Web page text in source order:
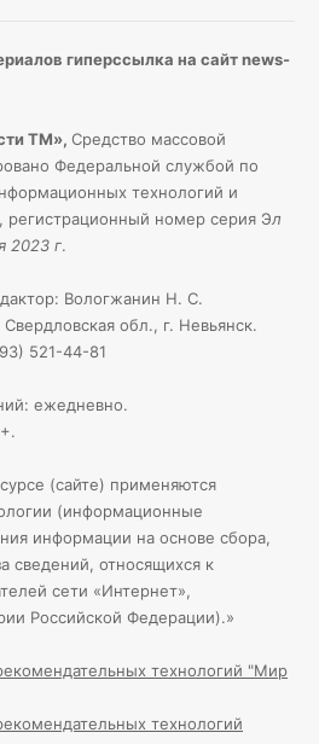
гиперссылка на сайт news-
ТМ», Средство массовой
Федеральной службой по
технологий и
регистрационный номер серия Эл
2023 г.
Вологжанин Н. С.
обл., г. Невьянск.
521-44-81
ежедневно.
(сайте) применяются
(информационные
информации на основе сбора,
сведений, относящихся к
сети «Интернет»,
Российской Федерации).»
технологий "Мир
технологий